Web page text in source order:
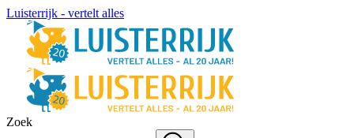
Luisterrijk - vertelt alles
Zoek